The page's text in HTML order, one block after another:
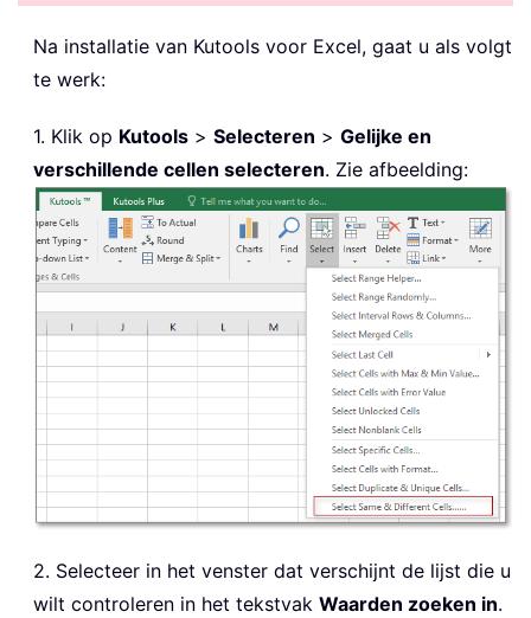
Na installatie van Kutools voor Excel, gaat u als volgt
te werk:
1. Klik op Kutools > Selecteren > Gelijke en
verschillende cellen selecteren. Zie afbeelding:
2. Selecteer in het venster dat verschijnt de lijst die u
wilt controleren in het tekstvak Waarden zoeken in.